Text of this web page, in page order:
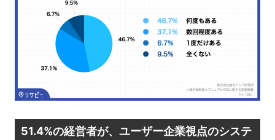
51.4%の経営者が、ユーザー企業視点のシステ